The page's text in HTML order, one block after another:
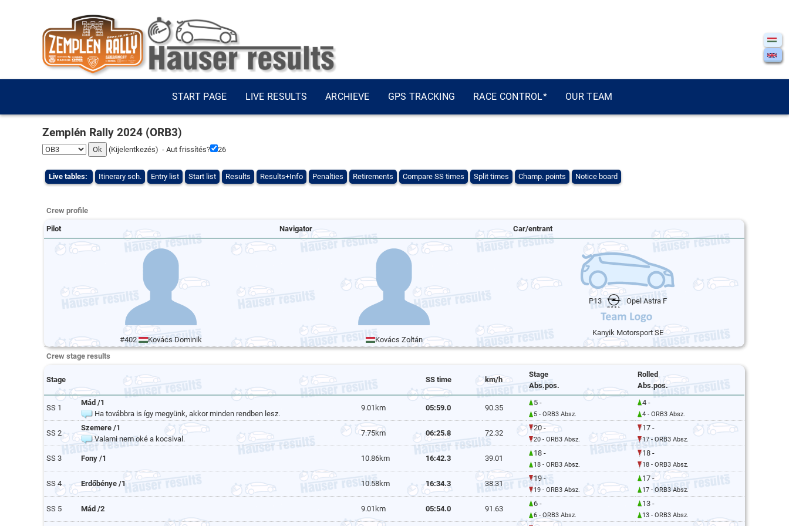
START PAGE LIVE RESULTS ARCHIEVE GPS TRACKING RACE CONTROL* OUR TEAM
Zemplén Rally 2024 (ORB3)
(Kijelentkezés) - Aut frissítés? 26
Live tables: Itinerary sch. Entry list Start list Results Results+Info Penalties Retirements Compare SS times Split times Champ. points Notice board
Crew profile
Pilot Navigator Car/entrant
#402 Kovács Dominik Kovács Zoltán
P13 Opel Astra F
Kanyik Motorsport SE
Crew stage results
Stage SS time km/h
Stage
Abs.pos.
Rolled
Abs.pos.
SS 1
Mád /1
Ha továbbra is így megyünk, akkor minden rendben lesz.
9.01km 05:59.0 90.35
5 -
5 - ORB3 Absz.
4 -
4 - ORB3 Absz.
SS 2
Szemere /1
Valami nem oké a kocsival.
7.75km 06:25.8 72.32
20 -
20 - ORB3 Absz.
17 -
17 - ORB3 Absz.
SS 3 Fony /1 10.86km 16:42.3 39.01
18 -
18 - ORB3 Absz.
18 -
18 - ORB3 Absz.
SS 4 Erdőbénye /1 10.58km 16:34.3 38.31
19 -
19 - ORB3 Absz.
17 -
17 - ORB3 Absz.
SS 5 Mád /2 9.01km 05:54.0 91.63
6 -
6 - ORB3 Absz.
13 -
13 - ORB3 Absz.